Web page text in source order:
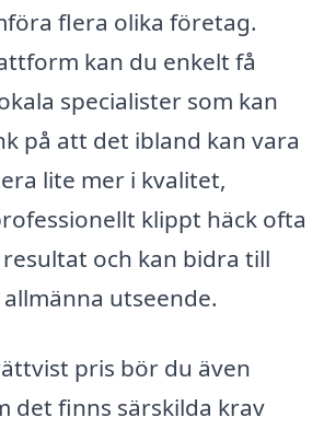
flera olika företag.
kan du enkelt få
specialister som kan
på att det ibland kan vara
lite mer i kvalitet,
klippt häck ofta
och kan bidra till
utseende.
pris bör du även
det finns särskilda krav